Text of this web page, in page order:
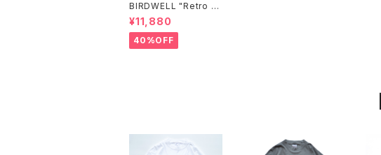
BIRDWELL "Retro Cl
assic 300 Boardsho
rts" Black
¥11,880
40%OFF